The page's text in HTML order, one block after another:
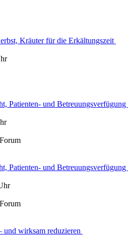
Kräuter für die Erkältungszeit
Patienten- und Betreuungsverfügung
Patienten- und Betreuungsverfügung
und wirksam reduzieren